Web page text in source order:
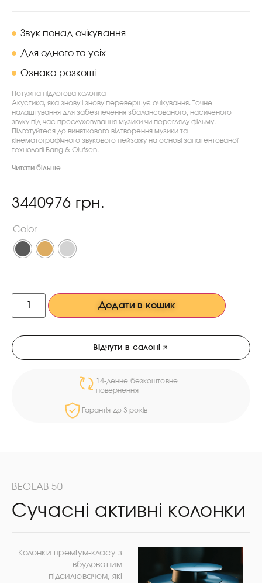
Звук понад очікування
Для одного та усіх
Ознака розкоші
Потужна підлогова колонка
Акустика, яка знову і знову перевершує очікування. Точне
налаштування для забезпечення збалансованого, насиченого
звуку під час прослуховування музики чи перегляду фільму.
Підготуйтеся до виняткового відтворення музики та
кінематографічного звукового пейзажу на основі запатентованої
технології Bang & Olufsen.
Читати більше
3440976 грн.
Color
Додати в кошик
Відчути в салоні
14-денне безкоштовне
повернення
Гарантія до 3 років
BEOLAB 50
Сучасні активні колонки
Колонки преміум-класу з
вбудованим
підсилювачем, які